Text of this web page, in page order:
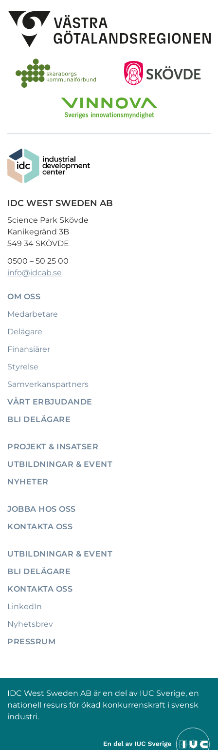
IDC WEST SWEDEN AB
Science Park Skövde
Kanikegränd 3B
549 34 SKÖVDE
0500 – 50 25 00
info@idcab.se
OM OSS
Medarbetare
Delägare
Finansiärer
Styrelse
Samverkanspartners
VÅRT ERBJUDANDE
BLI DELÄGARE
PROJEKT & INSATSER
UTBILDNINGAR & EVENT
NYHETER
JOBBA HOS OSS
KONTAKTA OSS
UTBILDNINGAR & EVENT
BLI DELÄGARE
KONTAKTA OSS
LinkedIn
Nyhetsbrev
PRESSRUM
IDC West Sweden AB är en del av IUC Sverige, en
nationell resurs för ökad konkurrenskraft i svensk
industri.